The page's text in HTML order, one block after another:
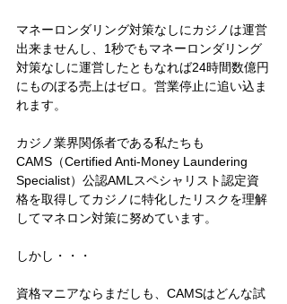
マネーロンダリング対策なしにカジノは運営
出来ませんし、1秒でもマネーロンダリング
対策なしに運営したともなれば24時間数億円
にものぼる売上はゼロ。営業停止に追い込ま
れます。
カジノ業界関係者である私たちも
CAMS（Certified Anti-Money Laundering
Specialist）公認AMLスペシャリスト認定資
格を取得してカジノに特化したリスクを理解
してマネロン対策に努めています。
しかし・・・
資格マニアならまだしも、CAMSはどんな試